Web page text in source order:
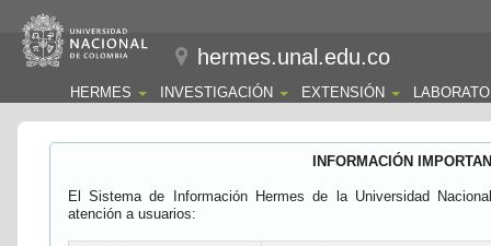
hermes.unal.edu.co
HERMES INVESTIGACIÓN EXTENSIÓN
INFORMACIÓN
El Sistema de Información Hermes de la Universidad
atención a usuarios: